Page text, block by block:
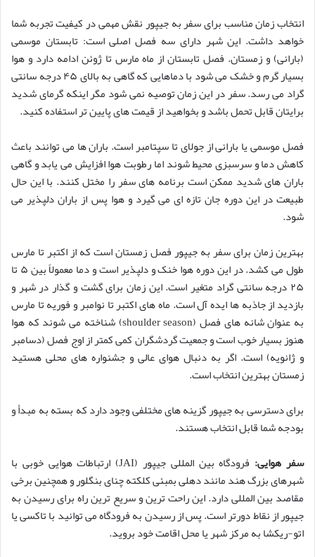
انتخاب زمان مناسب برای سفر به جیپور نقش مهمی در کیفیت تجربه شما
خواهد داشت. این شهر دارای سه فصل اصلی است: تابستان موسمی
(بارانی) و زمستان. فصل تابستان از ماه مارس تا ژوئن ادامه دارد و هوا
بسیار گرم و خشک می شود با دماهایی که گاهی به بالای ۴۵ درجه سانتی
گراد می رسد. سفر در این زمان توصیه نمی شود مگر اینکه گرمای شدید
برایتان قابل تحمل باشد و بخواهید از قیمت های پایین تر استفاده کنید.
فصل موسمی یا بارانی از جولای تا سپتامبر است. باران ها می توانند باعث
کاهش دما و سرسبزی محیط شوند اما رطوبت هوا افزایش می یابد و گاهی
باران های شدید ممکن است برنامه های سفر را مختل کنند. با این حال
طبیعت در این دوره جان تازه ای می گیرد و هوا پس از باران دلپذیر می
شود.
بهترین زمان برای سفر به جیپور فصل زمستان است که از اکتبر تا مارس
طول می کشد. در این دوره هوا خنک و دلپذیر است و دما معمولاً بین ۵ تا
۲۵ درجه سانتی گراد متغیر است. این زمان برای گشت و گذار در شهر و
بازدید از جاذبه ها ایده آل است. ماه های اکتبر تا نوامبر و فوریه تا مارس
به عنوان شانه های فصل (shoulder season) شناخته می شوند که هوا
هنوز بسیار خوب است و جمعیت گردشگران کمی کمتر از اوج فصل (دسامبر
و ژانویه) است. اگر به دنبال هوای عالی و جشنواره های محلی هستید
زمستان بهترین انتخاب است.
برای دسترسی به جیپور گزینه های مختلفی وجود دارد که بسته به مبدأ و
بودجه شما قابل انتخاب هستند.
سفر هوایی:
فرودگاه بین المللی جیپور (JAI) ارتباطات هوایی خوبی با
شهرهای بزرگ هند مانند دهلی بمبئی کلکته چنای بنگلور و همچنین برخی
مقاصد بین المللی دارد. این راحت ترین و سریع ترین راه برای رسیدن به
جیپور از نقاط دورتر است. پس از رسیدن به فرودگاه می توانید با تاکسی یا
اتو-ریکشا به مرکز شهر یا محل اقامت خود بروید.